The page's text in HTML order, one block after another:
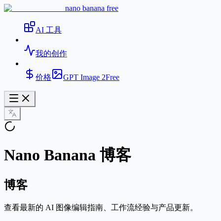
nano banana free
AI 工具
我的创作
价格 GPT Image 2Free
Nano Banana 博客
博客
查看最新的 AI 图像编辑指南、工作流经验与产品更新。